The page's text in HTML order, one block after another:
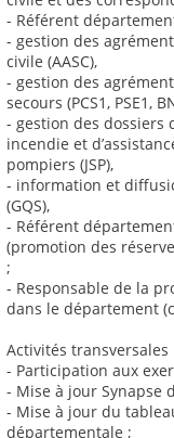
- Référent
- gestion des
civile (AASC),
- gestion des
secours (PCS1, PSE1,
- gestion des dossiers
incendie et
pompiers (JSP),
- information et
(GQS),
- Référent
(promotion des
;
- Responsable de la
dans le département
Activités transversales
- Participation aux
- Mise à jour Synapse
- Mise à jour du
départementale ;